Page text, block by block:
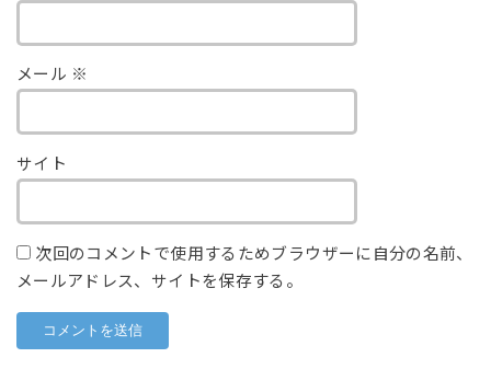
メール ※
サイト
次回のコメントで使用するためブラウザーに自分の名前、
メールアドレス、サイトを保存する。